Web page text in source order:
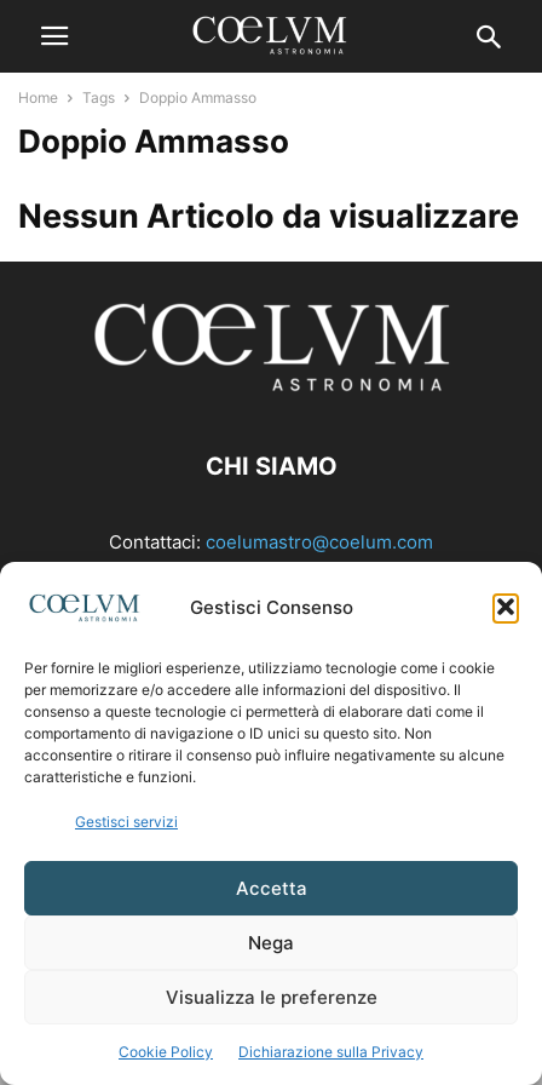
Gestisci Consenso
Per fornire le migliori esperienze, utilizziamo tecnologie come i cookie
per memorizzare e/o accedere alle informazioni del dispositivo. Il
consenso a queste tecnologie ci permetterà di elaborare dati come il
comportamento di navigazione o ID unici su questo sito. Non
acconsentire o ritirare il consenso può influire negativamente su alcune
caratteristiche e funzioni.
Gestisci servizi
Accetta
Nega
Visualizza le preferenze
Cookie Policy Dichiarazione sulla Privacy
Home Tags Doppio Ammasso
Doppio Ammasso
Nessun Articolo da visualizzare
CHI SIAMO
Contattaci: coelumastro@coelum.com
SEGUICI